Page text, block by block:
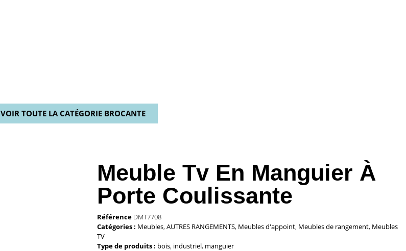
VOIR TOUTE LA CATÉGORIE BROCANTE
Meuble Tv En Manguier À
Porte Coulissante
Référence DMT7708
Catégories : Meubles,AUTRES RANGEMENTS, Meubles d'appoint, Meubles de rangement, Meubles
TV
Type de produits : bois, industriel, manguier